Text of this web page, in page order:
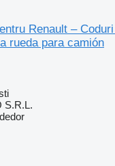
Renault –
rueda para camión
S.R.L.